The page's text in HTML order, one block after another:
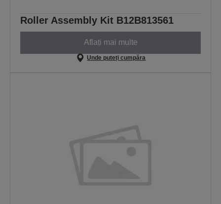
Roller Assembly Kit B12B813561
Aflați mai multe
Unde puteți cumpăra